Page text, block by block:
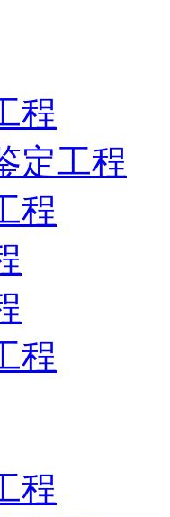
程
定工程
程
程
程